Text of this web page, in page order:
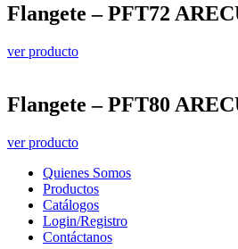
Flangete – PFT72
ver producto
Flangete – PFT80
ver producto
Quienes Somos
Productos
Catálogos
Login/Registro
Contáctanos